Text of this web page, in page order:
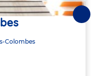
Colombes